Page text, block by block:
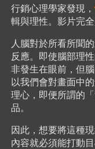
行銷心理學家發現，
輯與理性。影片完
人腦對於所看所聞
反應。即使腦部理
非發生在眼前，但
以我們會對畫面中
理心，即便所謂的
品。
因此，想要將這種
內容就必須能打動